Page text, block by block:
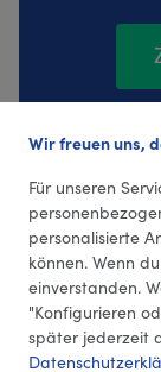
25
Wir freuen uns,
Für unseren
personalisierte
können. Wenn
einverstanden.
"Konfigurieren
später jederzeit